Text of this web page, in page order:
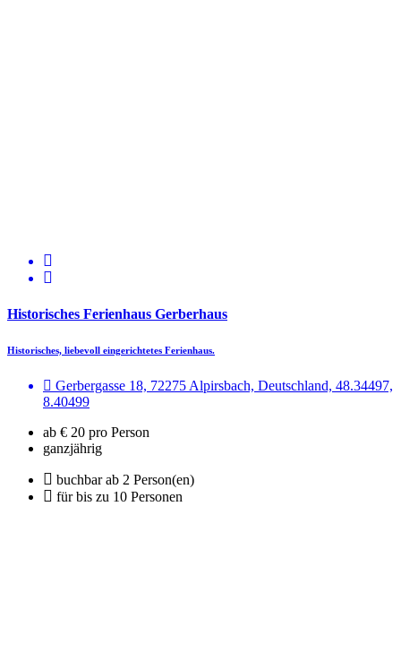
Historisches Ferienhaus Gerberhaus
Historisches, liebevoll eingerichtetes Ferienhaus.
Gerbergasse 18, 72275 Alpirsbach, Deutschland, 48.34497,
8.40499
ab € 20 pro Person
ganzjährig
buchbar ab 2 Person(en)
für bis zu 10 Personen